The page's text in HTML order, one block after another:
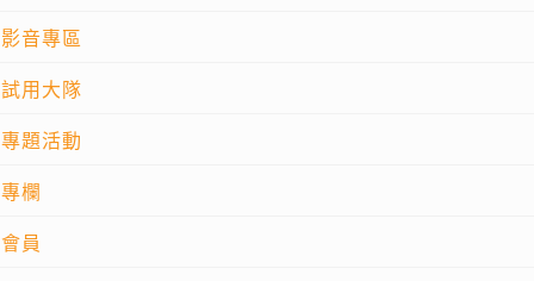
影音專區
試用大隊
專題活動
專欄
會員